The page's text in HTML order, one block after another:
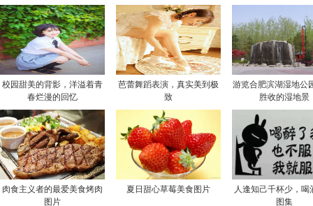
校园甜美的背影，洋溢着青
春烂漫的回忆
芭蕾舞蹈表演，真实美到极
致
游览合肥滨湖湿地公
胜收的湿地景
肉食主义者的最爱美食烤肉
图片
夏日甜心草莓美食图片
人逢知己千杯少，喝
图集